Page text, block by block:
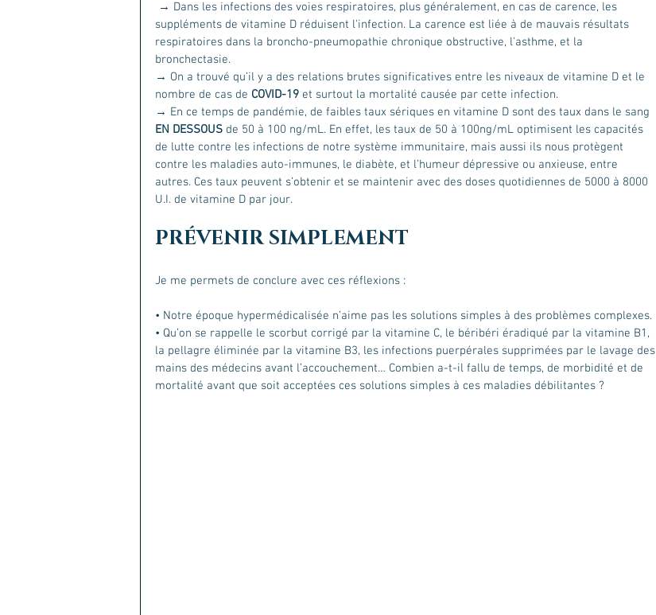
suppléments de vitamine D réduisent l'infection. La carence est liée à de mauvais résultats
respiratoires dans la broncho-pneumopathie chronique obstructive, l'asthme, et la
bronchectasie.
→ On a trouvé qu’il y a des relations brutes significatives entre les niveaux de vitamine D et le
nombre de cas de COVID-19 et surtout la mortalité causée par cette infection.
→ En ce temps de pandémie, de faibles taux sériques en vitamine D sont des taux dans le sang
EN DESSOUS de 50 à 100 ng/mL. En effet, les taux de 50 à 100ng/mL optimisent les capacités
de lutte contre les infections de notre système immunitaire, mais aussi ils nous protègent
contre les maladies auto-immunes, le diabète, et l’humeur dépressive ou anxieuse, entre
autres. Ces taux peuvent s’obtenir et se maintenir avec des doses quotidiennes de 5000 à 8000
U.I. de vitamine D par jour.
PRÉVENIR SIMPLEMENT
Je me permets de conclure avec ces réflexions :
• Notre époque hypermédicalisée n’aime pas les solutions simples à des problèmes complexes.
• Qu’on se rappelle le scorbut corrigé par la vitamine C, le béribéri éradiqué par la vitamine B1,
la pellagre éliminée par la vitamine B3, les infections puerpérales supprimées par le lavage des
mains des médecins avant l’accouchement… Combien a-t-il fallu de temps, de morbidité et de
mortalité avant que soit acceptées ces solutions simples à ces maladies débilitantes ?